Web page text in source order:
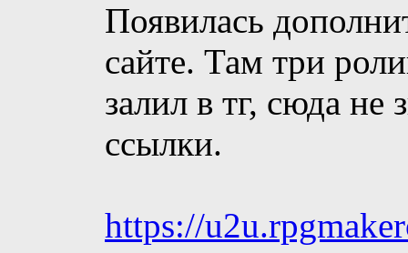
Появилась
сайте. Там три
залил в тг, сюда не
ссылки.
https://